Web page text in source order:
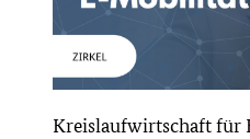
Kreislaufwirtschaft für